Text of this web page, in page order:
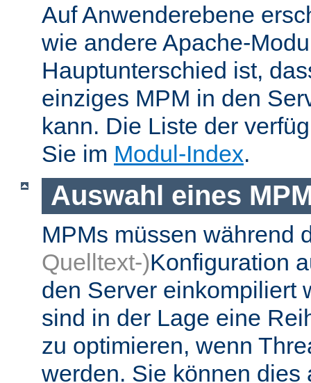
Auf Anwenderebene
wie andere Apache-
Hauptunterschied ist,
einziges MPM in den
kann. Die Liste der
Sie im Modul-Index.
Auswahl eines
MPMs müssen während
Quelltext-)Konfiguration
den Server einkompiliert
sind in der Lage eine
zu optimieren, wenn
werden. Sie können dies